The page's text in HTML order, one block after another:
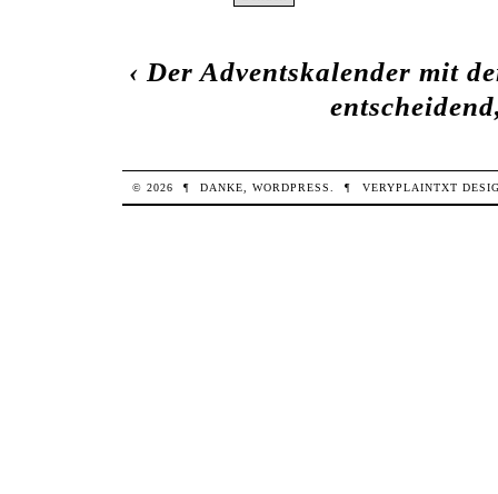
‹ Der Adventskalender mit
© 2026 ¶ DANKE,WORDPRESS ¶ VERYPLAINTXT